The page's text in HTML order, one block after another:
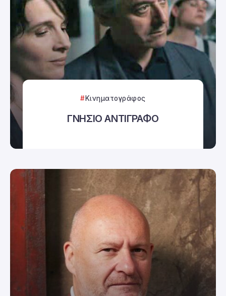
Κινηματογράφος
ΓΝΗΣΙΟ ΑΝΤΙΓΡΑΦΟ